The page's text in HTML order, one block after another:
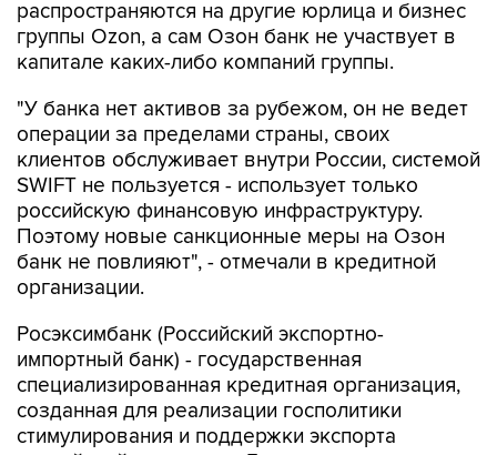
распространяются на другие юрлица и бизнес
группы Ozon, а сам Озон банк не участвует в
капитале каких-либо компаний группы.
"У банка нет активов за рубежом, он не ведет
операции за пределами страны, своих
клиентов обслуживает внутри России, системой
SWIFT не пользуется - использует только
российскую финансовую инфраструктуру.
Поэтому новые санкционные меры на Озон
банк не повлияют", - отмечали в кредитной
организации.
Росэксимбанк (Российский экспортно-
импортный банк) - государственная
специализированная кредитная организация,
созданная для реализации госполитики
стимулирования и поддержки экспорта